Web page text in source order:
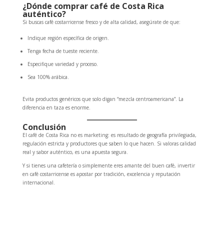
¿Dónde comprar café de Costa Rica
auténtico?
Si buscas café costarricense fresco y de alta calidad, asegúrate de que:
Indique región específica de origen.
Tenga fecha de tueste reciente.
Especifique variedad y proceso.
Sea 100% arábica.
Evita productos genéricos que solo digan “mezcla centroamericana”. La
diferencia en taza es enorme.
Conclusión
El café de Costa Rica no es marketing: es resultado de geografía privilegiada,
regulación estricta y productores que saben lo que hacen. Si valoras calidad
real y sabor auténtico, es una apuesta segura.
Y si tienes una cafetería o simplemente eres amante del buen café, invertir
en café costarricense es apostar por tradición, excelencia y reputación
internacional.